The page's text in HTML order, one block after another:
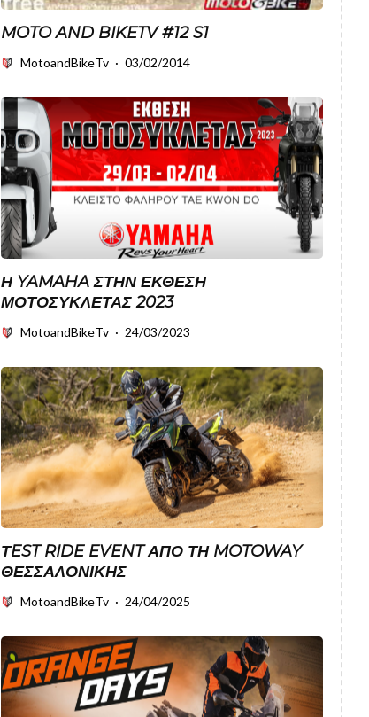
MOTO AND BIKETV #12 S1
MotoandBikeTv · 03/02/2014
Η YAMAHA ΣΤΗΝ ΈΚΘΕΣΗ
ΜΟΤΟΣΥΚΛΈΤΑΣ 2023
MotoandBikeTv · 24/03/2023
ΤEST RIDE EVENT ΑΠΌ ΤΗ MOTOWAY
ΘΕΣΣΑΛΟΝΊΚΗΣ
MotoandBikeTv · 24/04/2025